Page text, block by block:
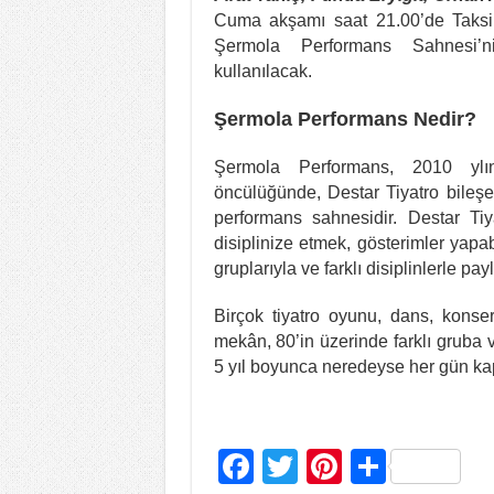
Cuma akşamı saat 21.00’de
Şermola Performans
kullanılacak.
Şermola Performans Nedir?
Şermola Performans, 2010
öncülüğünde, Destar Tiyatro
performans sahnesidir. Destar
disiplinize etmek, gösterimler
gruplarıyla ve farklı disiplinlerle
Birçok tiyatro oyunu, dans,
mekân, 80’in üzerinde farklı
5 yıl boyunca neredeyse her gün
F
T
Pi S